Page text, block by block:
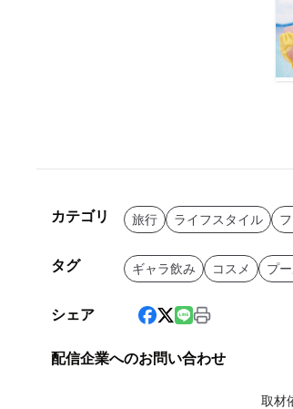
カテゴリ 旅行 ライフスタイル
タグ ギャラ飲み コスメ プ
シェア
配信企業へのお問い合わせ
取材